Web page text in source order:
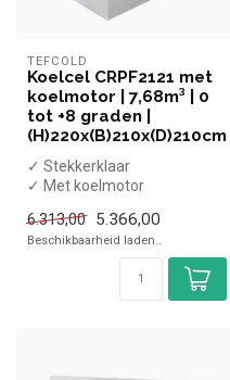
TEFCOLD
Koelcel CRPF2121 met
koelmotor | 7,68m³ | 0
tot +8 graden |
(H)220x(B)210x(D)210cm
✓ Stekkerklaar
✓ Met koelmotor
✓ 7,68m³ volume
✓ Breedt...
6.313,00 5.366,00
Beschikbaarheid laden..